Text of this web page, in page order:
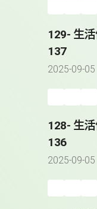
129- 生
137
2025-09-05
128- 生
136
2025-09-05